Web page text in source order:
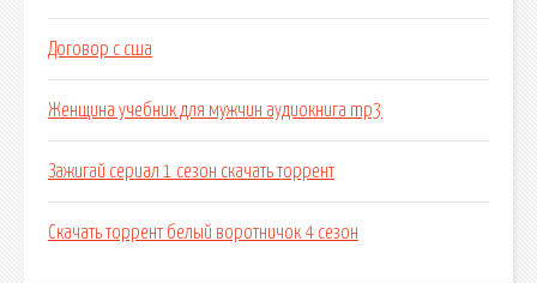
Договор с сша
Женщина учебник для мужчин аудиокнига mp3
Зажигай сериал 1 сезон скачать торрент
Скачать торрент белый воротничок 4 сезон